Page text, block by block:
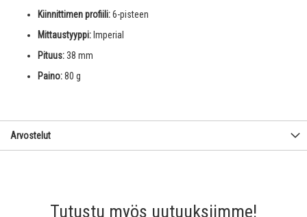
Kiinnittimen profiili:6-pisteen
Mittaustyyppi: Imperial
Pituus:38 mm
Paino:80 g
Arvostelut
Tutustu myös uutuuksiimme!